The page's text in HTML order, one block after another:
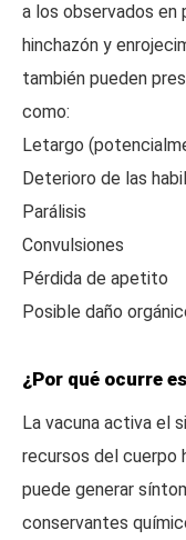
a los observados en
hinchazón y
también pueden
como:
Letargo
Deterioro de las
Parálisis
Convulsiones
Pérdida de apetito
Posible daño
¿Por qué ocurre
La vacuna activa el
recursos del cuerpo
puede generar
conservantes